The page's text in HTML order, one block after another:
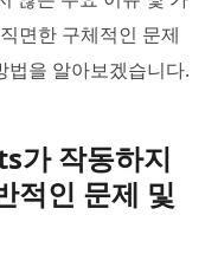
면한 구체적인 문제
법을 알아보겠습니다.
가 작동하지
적인 문제 및